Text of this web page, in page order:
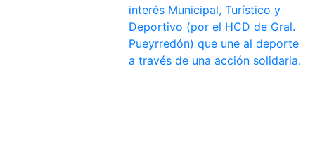
interés Municipal, Turístico y
Deportivo (por el HCD de Gral.
Pueyrredón) que une al deporte
a través de una acción solidaria.